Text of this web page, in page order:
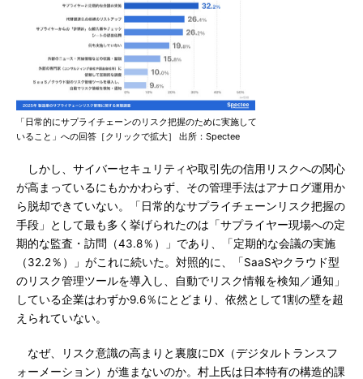
「日常的にサプライチェーンのリスク把握のために実施して
いること」への回答［クリックで拡大］ 出所：Spectee
しかし、サイバーセキュリティや取引先の信用リスクへの関心
が高まっているにもかかわらず、その管理手法はアナログ運用か
ら脱却できていない。「日常的なサプライチェーンリスク把握の
手段」として最も多く挙げられたのは「サプライヤー現場への定
期的な監査・訪問（43.8％）」であり、「定期的な会議の実施
（32.2％）」がこれに続いた。対照的に、「SaaSやクラウド型
のリスク管理ツールを導入し、自動でリスク情報を検知／通知」
している企業はわずか9.6％にとどまり、依然として1割の壁を超
えられていない。
なぜ、リスク意識の高まりと裏腹にDX（デジタルトランスフ
ォーメーション）が進まないのか。村上氏は日本特有の構造的課